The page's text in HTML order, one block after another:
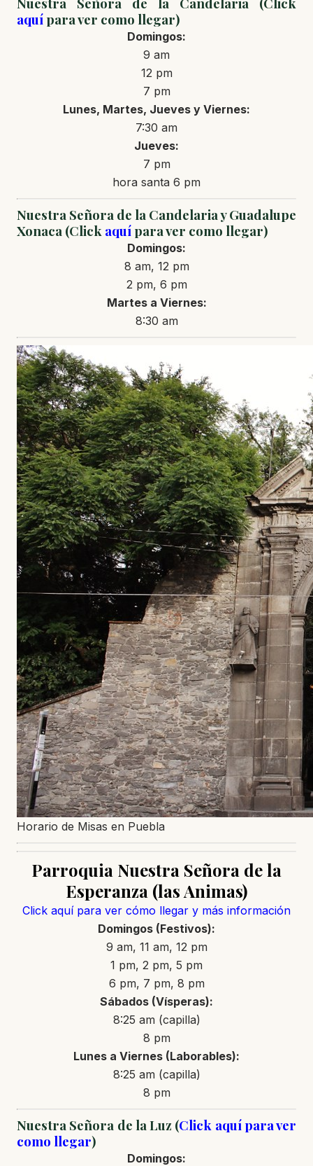
aquí para ver como llegar)
Domingos:
9 am
12 pm
7 pm
Lunes, Martes, Jueves y Viernes:
7:30 am
Jueves:
7 pm
hora santa 6 pm
Nuestra Señora de la Candelaria y Guadalupe
Xonaca (Click aquí para ver como llegar)
Domingos:
8 am, 12 pm
2 pm, 6 pm
Martes a Viernes:
8:30 am
Horario de Misas en Puebla
Parroquia Nuestra Señora de la
Esperanza (las Animas)
Click aquí para ver cómo llegar y más información
Domingos (Festivos):
9 am, 11 am, 12 pm
1 pm, 2 pm, 5 pm
6 pm, 7 pm, 8 pm
Sábados (Vísperas):
8:25 am (capilla)
8 pm
Lunes a Viernes (Laborables):
8:25 am (capilla)
8 pm
Nuestra Señora de la Luz (Click aquí para ver
como llegar)
Domingos: